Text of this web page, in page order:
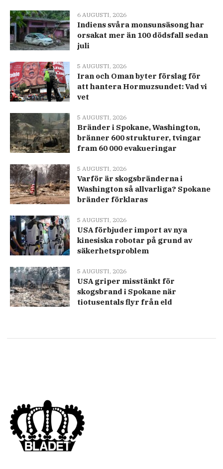
6 AUGUSTI, 2026
Indiens svåra monsunsäsong har
orsakat mer än 100 dödsfall sedan
juli
5 AUGUSTI, 2026
Iran och Oman byter förslag för
att hantera Hormuzsundet: Vad vi
vet
5 AUGUSTI, 2026
Bränder i Spokane, Washington,
bränner 600 strukturer, tvingar
fram 60 000 evakueringar
5 AUGUSTI, 2026
Varför är skogsbränderna i
Washington så allvarliga? Spokane
bränder förklaras
5 AUGUSTI, 2026
USA förbjuder import av nya
kinesiska robotar på grund av
säkerhetsproblem
5 AUGUSTI, 2026
USA griper misstänkt för
skogsbrand i Spokane när
tiotusentals flyr från eld